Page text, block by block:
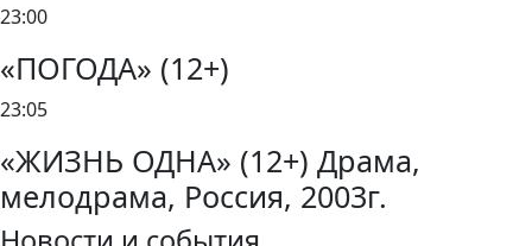
23:00
«ПОГОДА» (12+)
23:05
«ЖИЗНЬ ОДНА» (12+) Драма,
мелодрама, Россия, 2003г.